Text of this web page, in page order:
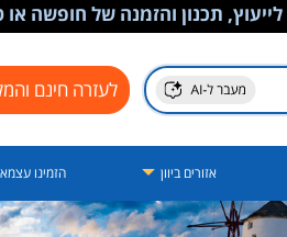
תכנון והזמנה של חופשה או
לעזרה חינם
אזורים ביוון הזמינו